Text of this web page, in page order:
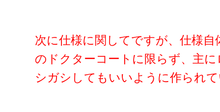
次に仕様に関してですが、仕様自
のドクターコートに限らず、主
シガシしてもいいように作られ